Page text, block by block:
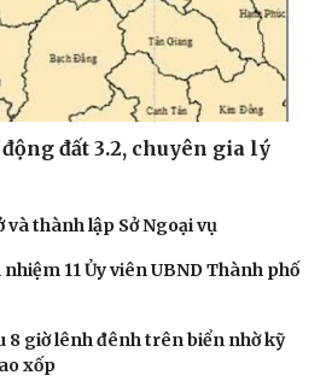
đất 3.2, chuyên gia lý
và thành lập Sở Ngoại vụ
11 Ủy viên UBND Thành phố
8 giờ lênh đênh trên biển nhờ kỹ
xốp